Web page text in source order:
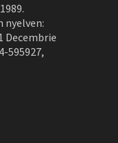
nyelven:
Decembrie
595927,